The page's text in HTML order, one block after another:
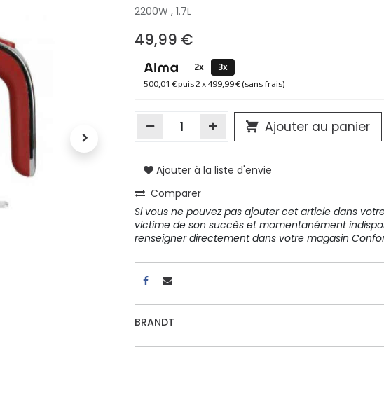
2200W , 1.7L
49,99 €
2x
3x
500,01 € puis 2 x 499,99 € (sans frais)
Ajouter au panier
Ajouter à la liste d'envie
Comparer
Si vous ne pouvez pas ajouter cet article dans
victime de son succès et momentanément
renseigner directement dans votre magasin
BRANDT